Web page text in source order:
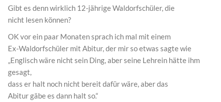
Gibt es denn wirklich 12-jährige Waldorfschüler, die
nicht lesen können?
OK vor ein paar Monaten sprach ich mal mit einem
Ex-Waldorfschüler mit Abitur, der mir so etwas sagte wie
„Englisch wäre nicht sein Ding, aber seine Lehrein hätte ihm
gesagt,
dass er halt noch nicht bereit dafür wäre, aber das
Abitur gäbe es dann halt so.“